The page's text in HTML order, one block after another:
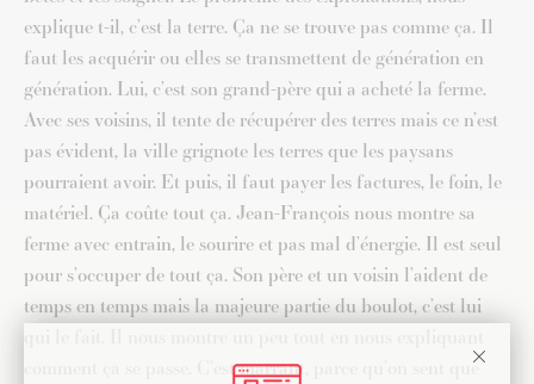
explique t-il, c’est la terre. Ça ne se trouve pas comme ça. Il
faut les acquérir ou elles se transmettent de génération en
génération. Lui, c’est son grand-père qui a acheté la ferme.
Avec ses voisins, il tente de récupérer des terres mais ce n’est
pas évident, la ville grignote les terres que les paysans
pourraient avoir. Et puis, il faut payer les factures, le foin, le
matériel. Ça coûte tout ça. Jean-François nous montre sa
ferme avec entrain, le sourire et pas mal d’énergie. Il est seul
pour s’occuper de tout ça. Son père et un voisin l’aident de
temps en temps mais la majeure partie du boulot, c’est lui
comment ça se passe. C’est marrant, parce qu’on sent que